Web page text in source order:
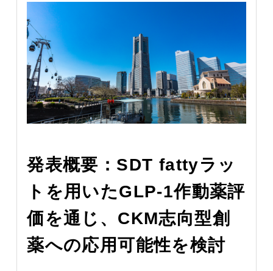
発表概要：SDT fattyラッ
トを用いたGLP-1作動薬評
価を通じ、CKM志向型創
薬への応用可能性を検討